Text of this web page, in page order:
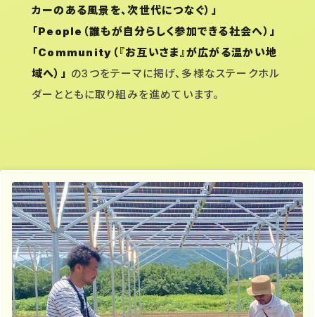
カーのある風景を、次世代につなぐ）」
「People（誰もが自分らしく参加できる社会へ）」
「Community（『お互いさま』が広がる温かい地
域へ）」 の3つをテーマに掲げ、多様なステークホル
ダーとともに取り組みを進めています。